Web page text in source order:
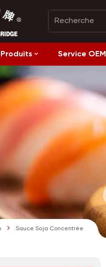
Service OEM
Sauce Soja Concentrée